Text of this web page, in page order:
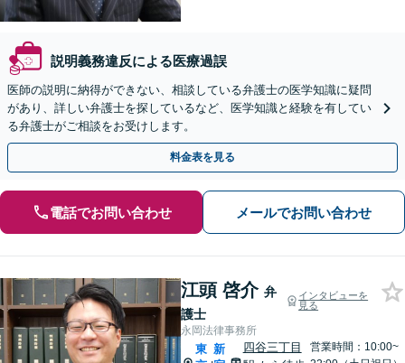
説明義務違反による医療過誤
医師の説明に納得ができない、相談している弁護士の医学知識に疑問
があり、詳しい弁護士を探しているなど、医学知識と経験を有してい
る弁護士がご相談をお受けします。
料金表を見る
電話でお問い合わせ メールでお問い合わせ
江頭 啓介 弁
護士
インタビューを
見る
永岡法律事務所
東 新
四谷三丁目
営業時間：10:00~